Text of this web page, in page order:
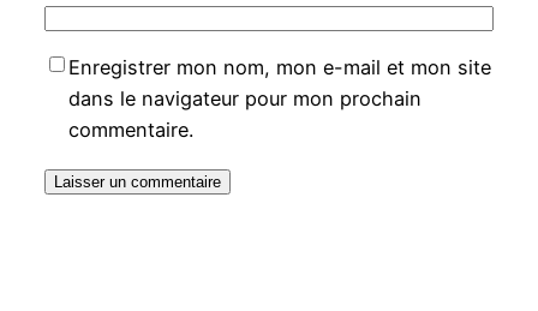
Enregistrer mon nom, mon e-mail et mon site
dans le navigateur pour mon prochain
commentaire.